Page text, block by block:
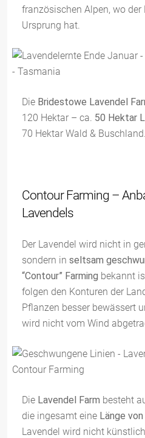
französischen Alpen, wo der
Ursprung hat.
Die Bridestowe Lavendel
120 Hektar – ca. 50 Hektar
70 Hektar Wald & Buschland.
Contour Farming –
Lavendels
Der Lavendel wird nicht in
sondern in seltsam
“Contour” Farming bekannt
folgen den Konturen der
Pflanzen besser bewässert
wird nicht vom Wind
Die Lavendel Farm besteht
die ingesamt eine Länge
Lavendel wird nicht